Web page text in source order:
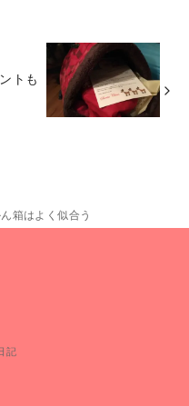
トも
箱はよく似合う
記